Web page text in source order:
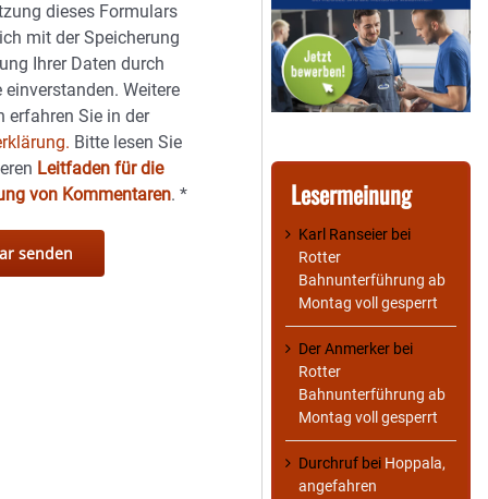
dieses Formulars
mit der Speicherung
Ihrer Daten durch
einverstanden. Weitere
erfahren Sie in der
Bitte lesen Sie
Leitfaden für die
von Kommentaren.* Lesermeinung
Karl Ranseier bei
Rotter
Bahnunterführung ab
Montag voll gesperrt
Der Anmerker bei
Rotter
Bahnunterführung ab
Montag voll gesperrt
Durchruf bei Hoppala,
angefahren